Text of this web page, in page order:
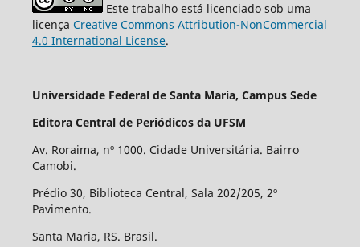
Este trabalho está licenciado sob uma
licença Creative Commons Attribution-NonCommercial
4.0 International License.
Universidade Federal de Santa Maria, Campus Sede
Editora Central de Periódicos da UFSM
Av. Roraima, nº 1000. Cidade Universitária. Bairro
Camobi.
Prédio 30, Biblioteca Central, Sala 202/205, 2º
Pavimento.
Santa Maria, RS. Brasil.